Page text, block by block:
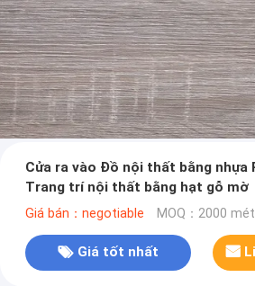
Cửa ra vào Đồ nội thất bằng nhựa
Trang trí nội thất bằng hạt gỗ mờ
Giá bán：negotiable MOQ：2000 mét
Giá tốt nhất